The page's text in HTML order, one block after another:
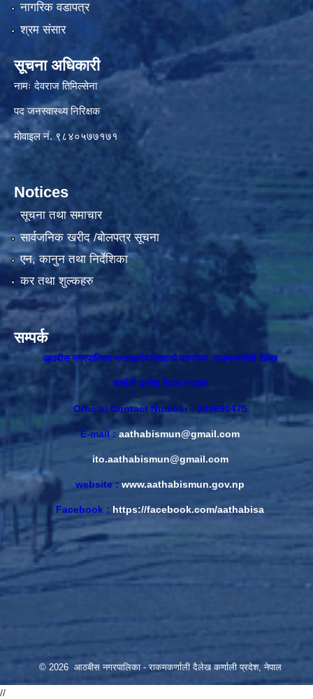
नागरिक वडापत्र
श्रम संसार
सूचना अधिकारी
नामः देवराज तिमिल्सेना
पद जनस्वास्थ्य निरिक्षक
मोवाइल नं. ९८४०५७७१७१
Notices
सूचना तथा समाचार
सार्वजनिक खरीद /बोलपत्र सूचना
एन, कानुन तथा निर्देशिका
कर तथा शुल्कहरु
सम्पर्क
आठबीस नगरपालिका नगरकार्यपालिकाकाे कार्यालय, राकमकर्णाली दैलेख
कर्णाली प्रदेश नेपाल सरकार
Official Contact Number : 089690475
E-mail : aathabismun@gmail.com
ito.aathabismun@gmail.com
website : www.aathabismun.gov.np
Facebook : https://facebook.com/aathabisa
© 2026 आठबीस नगरपालिका - राकमकर्णाली दैलेख कर्णाली प्रदेश, नेपाल
//